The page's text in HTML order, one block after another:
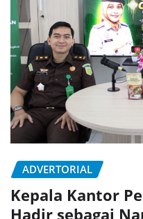
ADVERTORIAL
Kepala Kantor
Hadir sebagai